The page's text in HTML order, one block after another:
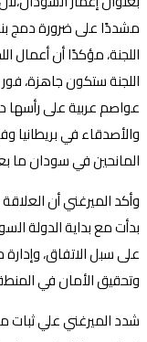
مشددًا على ضرورة دمج
اللجنة، مؤكدًا أن أعمال
اللجنة ستكون جاهزة،
عواصم عربية على رأسها
والأصدقاء في بريطانيا
المانحين في سودان ما
وأكد الميرغني أن العلاقة
بدأت مع بداية الدولة
على سبل الاتفاق، وإدارة
وتحقيق الأمان في
شدد الميرغني علي